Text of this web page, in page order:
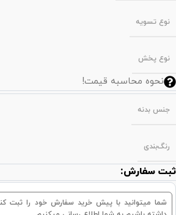
نوع تسویه
نوع پخش
نحوه محاسبه قیمت!
جنس بدنه
رنگ‌بندی
ثبت سفارش:
شما میتوانید با پیش خرید سفارش خود را ثبت